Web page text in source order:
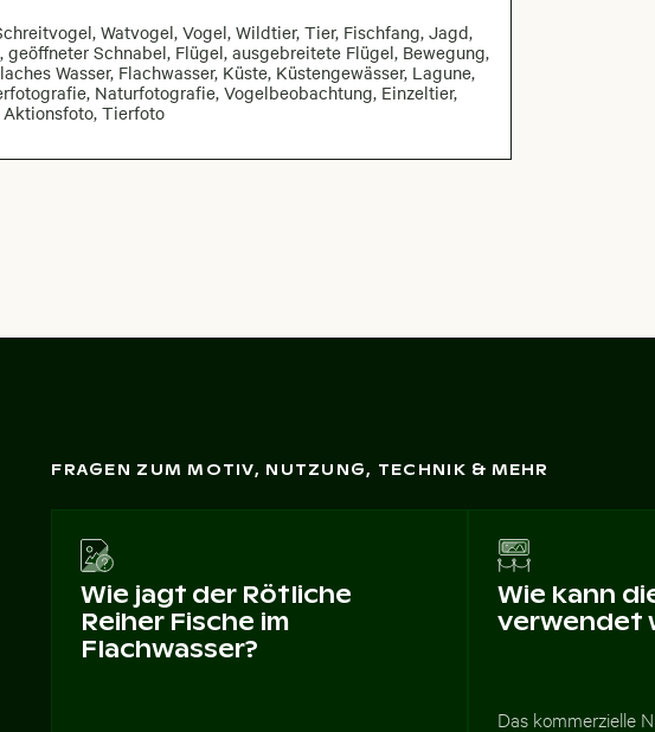
Watvogel, Vogel, Wildtier, Tier, Fischfang, Jagd,
Schnabel, Flügel, ausgebreitete Flügel, Bewegung,
Wasser, Flachwasser, Küste, Küstengewässer, Lagune,
Naturfotografie, Vogelbeobachtung, Einzeltier,
Tierfoto
FRAGEN ZUM MOTIV, NUTZUNG, TECHNIK & MEHR
Wie jagt der Rötliche
Reiher Fische im
Flachwasser?
Wie kann
verwendet
Das kommerzielle